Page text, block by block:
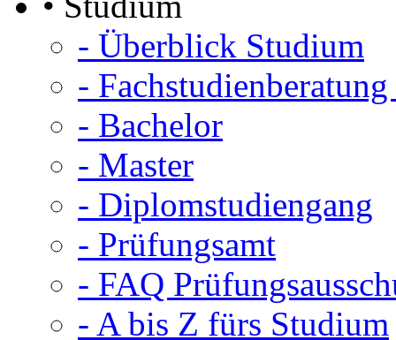
- Überblick Studium
-
- Bachelor
- Master
- Diplomstudiengang
- Prüfungsamt
- FAQ
- A bis Z fürs Studium